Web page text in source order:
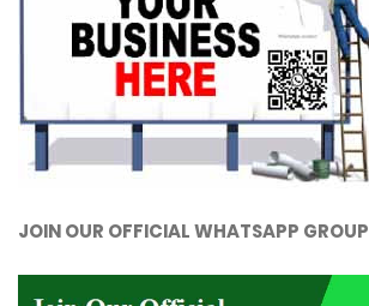
JOIN OUR OFFICIAL WHATSAPP GROUP